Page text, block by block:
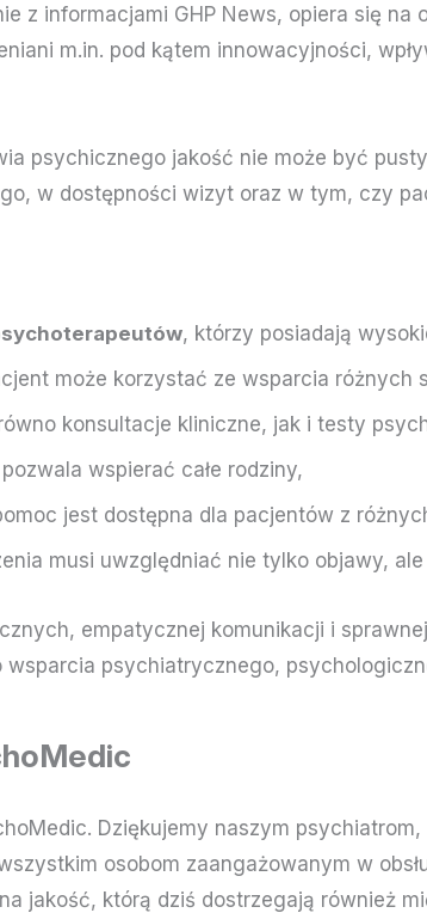
z informacjami GHP News, opiera się
m.in. pod kątem innowacyjności,
psychicznego jakość nie może być
w dostępności wizyt oraz w tym, czy
, którzy posiadają
może korzystać ze wsparcia różnych
konsultacje kliniczne, jak i testy
wspierać całe rodziny,
jest dostępna dla pacjentów z
musi uwzględniać nie tylko objawy,
empatycznej komunikacji i
psychiatrycznego,
Dziękujemy naszym
osobom zaangażowanym w
jakość, którą dziś dostrzegają również